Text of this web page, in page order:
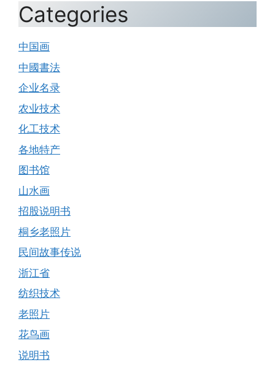
Categories
中国画
中國書法
企业名录
农业技术
化工技术
各地特产
图书馆
山水画
招股说明书
桐乡老照片
民间故事传说
浙江省
纺织技术
老照片
花鸟画
说明书